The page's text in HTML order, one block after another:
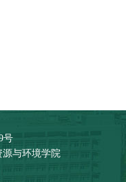
号
与环境学院